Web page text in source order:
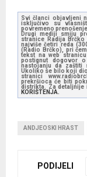
Svi članci objavljeni
isključivo su
povremeno
Drugi mediji smiju
stranice Radija
najviše četiri reda
(Radio Brčko), pri
tekst na web
postignut dogovor
nastojanju da zaštiti
Ukoliko se bilo koji
stranici
prekršioca će biti
distrikta. Za detaljnije
KORIŠTENJA.
ANDJEOSKI HRAST
PODIJELI